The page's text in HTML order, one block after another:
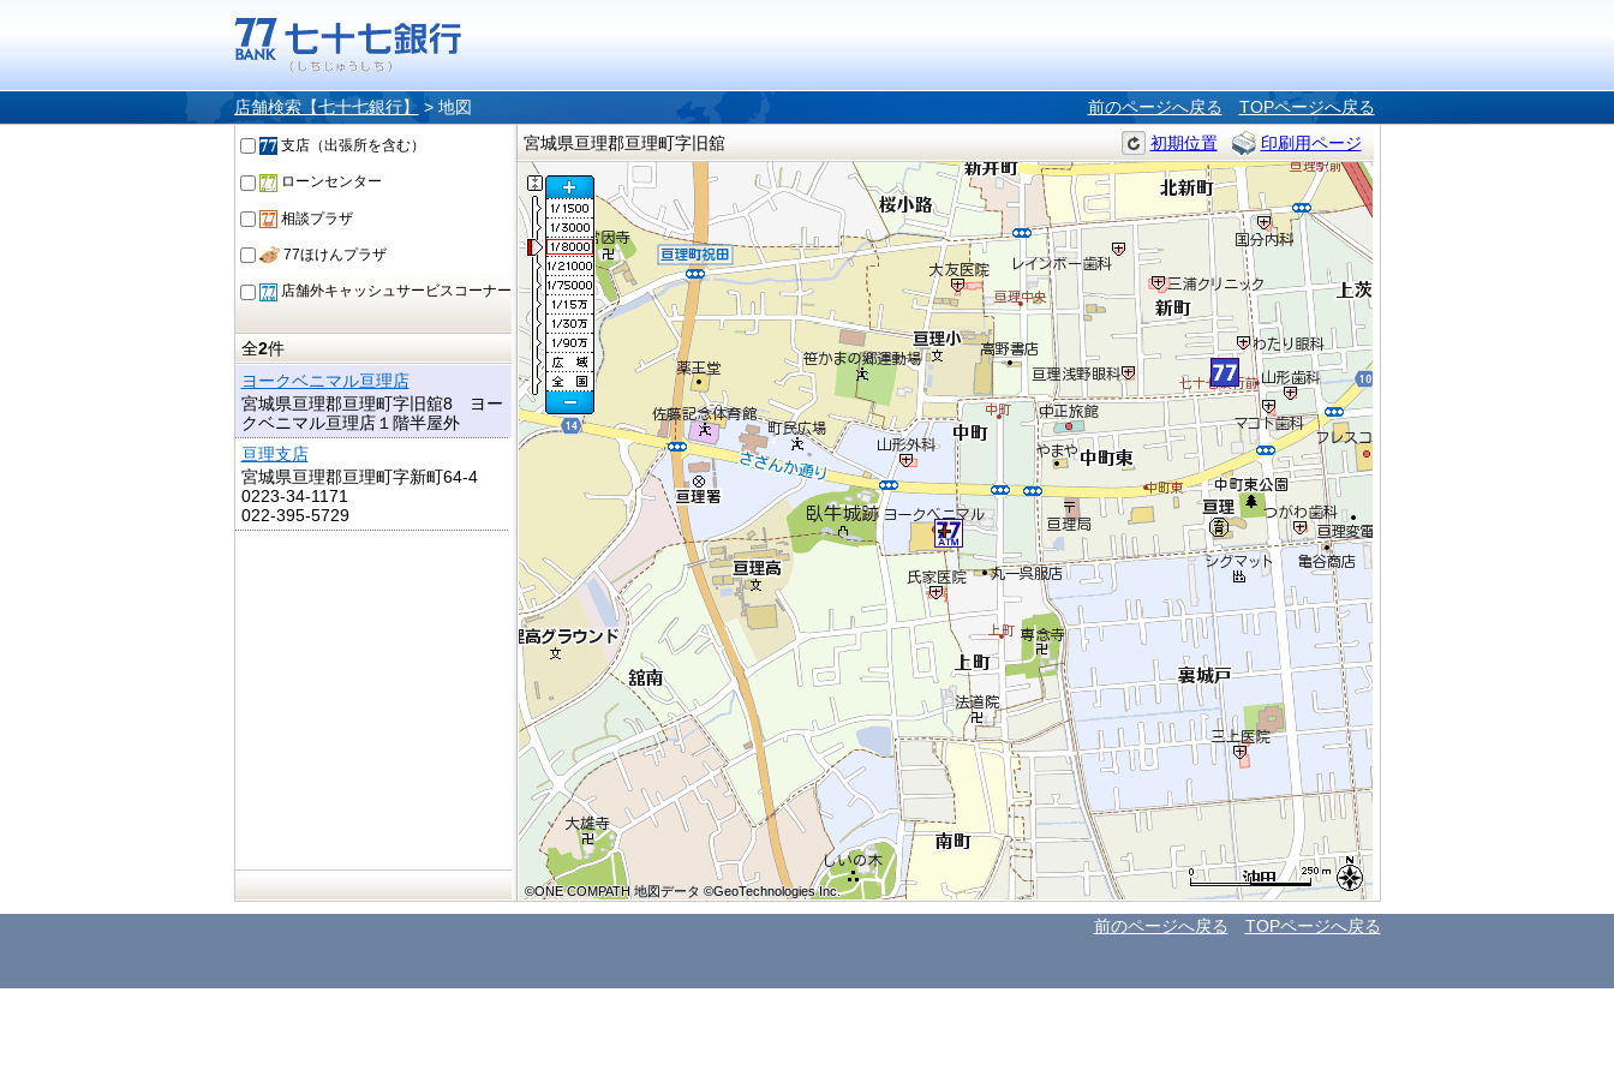
店舗検索【七十七銀行】 > 地図 前のページへ戻る TOPページへ戻る
支店（出張所を含む）
ローンセンター
相談プラザ
77ほけんプラザ
店舗外キャッシュサービスコーナー
全2件
ヨークベニマル亘理店
宮城県亘理郡亘理町字旧舘8 ヨー
クベニマル亘理店１階半屋外
亘理支店
宮城県亘理郡亘理町字新町64-4
0223-34-1171
022-395-5729
宮城県亘理郡亘理町字旧舘 初期位置 印刷用ページ
©ONE COMPATH 地図データ ©GeoTechnologies Inc.
©ONE COMPATH 地図データ ©GeoTechnologies Inc.
©ONE COMPATH 地図データ ©GeoTechnologies Inc.
©ONE COMPATH 地図データ ©GeoTechnologies Inc.
©ONE COMPATH 地図データ ©GeoTechnologies Inc.
©ONE COMPATH 地図データ ©GeoTechnologies Inc.
©ONE COMPATH 地図データ ©GeoTechnologies Inc.
©ONE COMPATH 地図データ ©GeoTechnologies Inc.
©ONE COMPATH 地図データ ©GeoTechnologies Inc.
前のページへ戻る TOPページへ戻る